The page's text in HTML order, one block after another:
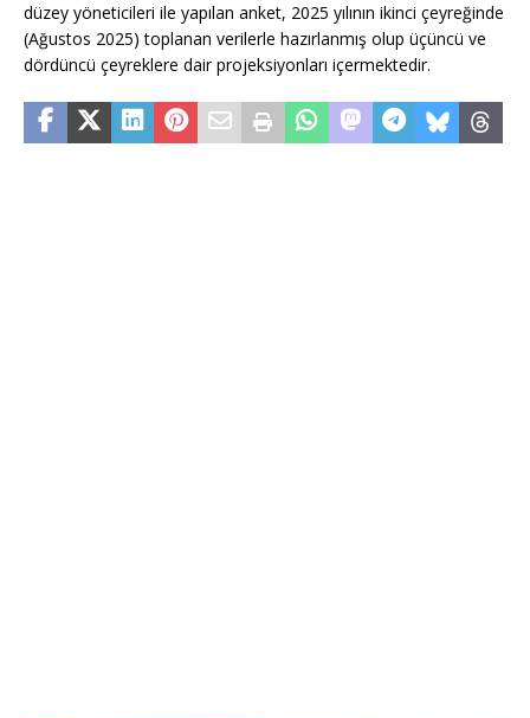
düzey yöneticileri ile yapılan anket, 2025 yılının ikinci çeyreğinde
(Ağustos 2025) toplanan verilerle hazırlanmış olup üçüncü ve
dördüncü çeyreklere dair projeksiyonları içermektedir.